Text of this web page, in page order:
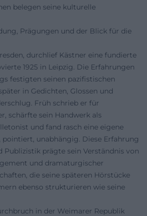
belegen seine kulturelle
Prägungen und der Blick für die
durchlief Kästner eine fundierte
1925 in Leipzig. Die Erfahrungen
festigten seinen pazifistischen
in Gedichten, Glossen und
Früh schrieb er für
schärfte sein Handwerk als
und fand rasch eine eigene
pointiert, unabhängig. Diese Erfahrung
Publizistik prägte sein Verständnis von
und dramaturgischer
die seine späteren Hörstücke
ebenso strukturieren wie seine
in der Weimarer Republik